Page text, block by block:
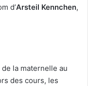
d’Arsteil Kennchen,
la maternelle au
des cours, les